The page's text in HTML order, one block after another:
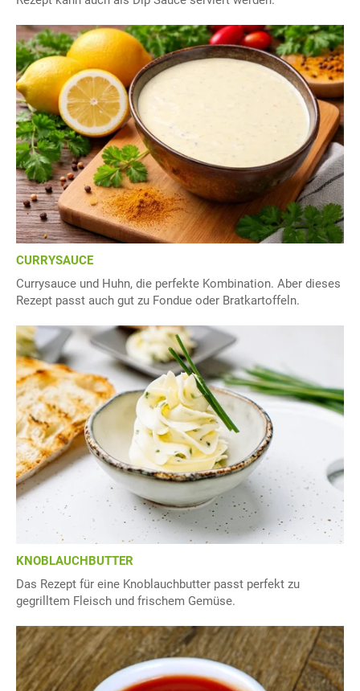
CURRYSAUCE
Currysauce und Huhn, die perfekte Kombination. Aber dieses
Rezept passt auch gut zu Fondue oder Bratkartoffeln.
KNOBLAUCHBUTTER
Das Rezept für eine Knoblauchbutter passt perfekt zu
gegrilltem Fleisch und frischem Gemüse.